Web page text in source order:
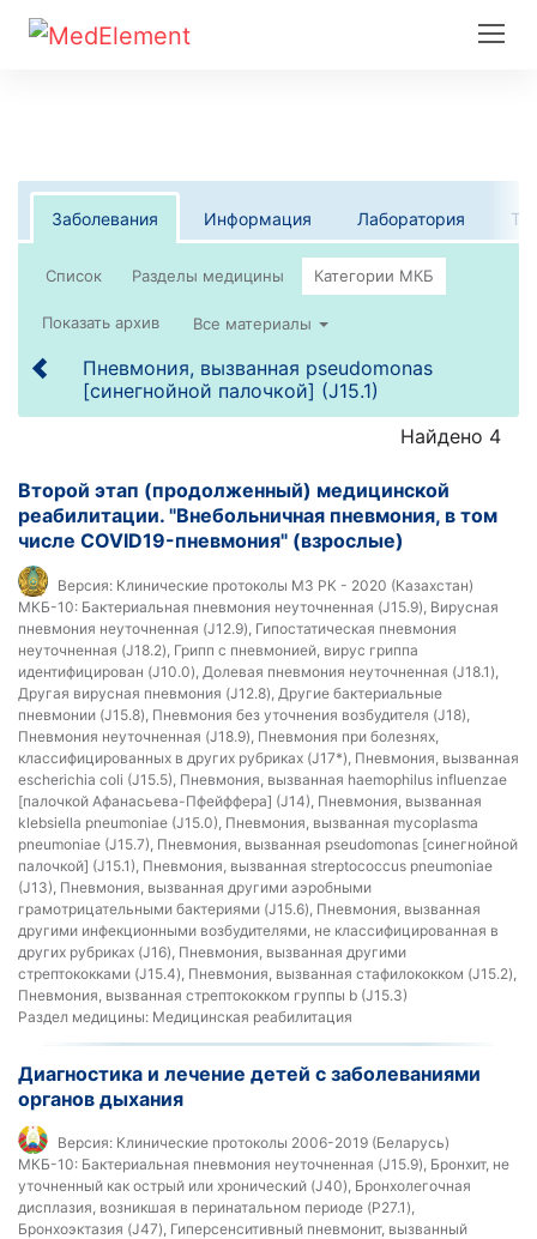
Заболевания Информация Лаборатория
Список
Все материалы
Пневмония, вызванная pseudomonas
[синегнойной палочкой] (J15.1)
Найдено 4
Второй этап (продолженный) медицинской
реабилитации. "Внебольничная пневмония, в том
числе COVID19-пневмония" (взрослые)
Версия: Клинические протоколы МЗ РК - 2020 (Казахстан)
МКБ-10: Бактериальная пневмония неуточненная (J15.9), Вирусная
пневмония неуточненная (J12.9), Гипостатическая пневмония
неуточненная (J18.2), Грипп с пневмонией, вирус гриппа
идентифицирован (J10.0), Долевая пневмония неуточненная (J18.1),
Другая вирусная пневмония (J12.8), Другие бактериальные
пневмонии (J15.8), Пневмония без уточнения возбудителя (J18),
Пневмония неуточненная (J18.9), Пневмония при болезнях,
классифицированных в других рубриках (J17*), Пневмония, вызванная
escherichia coli (J15.5), Пневмония, вызванная haemophilus influenzae
[палочкой Афанасьева-Пфейффера] (J14), Пневмония, вызванная
klebsiella pneumoniae (J15.0), Пневмония, вызванная mycoplasma
pneumoniae (J15.7), Пневмония, вызванная pseudomonas [синегнойной
палочкой] (J15.1), Пневмония, вызванная streptococcus pneumoniae
(J13), Пневмония, вызванная другими аэробными
грамотрицательными бактериями (J15.6), Пневмония, вызванная
другими инфекционными возбудителями, не классифицированная в
других рубриках (J16), Пневмония, вызванная другими
стрептококками (J15.4), Пневмония, вызванная стафилококком (J15.2),
Пневмония, вызванная стрептококком группы b (J15.3)
Раздел медицины: Медицинская реабилитация
Диагностика и лечение детей с заболеваниями
органов дыхания
Версия: Клинические протоколы 2006-2019 (Беларусь)
МКБ-10: Бактериальная пневмония неуточненная (J15.9), Бронхит, не
уточненный как острый или хронический (J40), Бронхолегочная
дисплазия, возникшая в перинатальном периоде (P27.1),
Бронхоэктазия (J47), Гиперсенситивный пневмонит, вызванный